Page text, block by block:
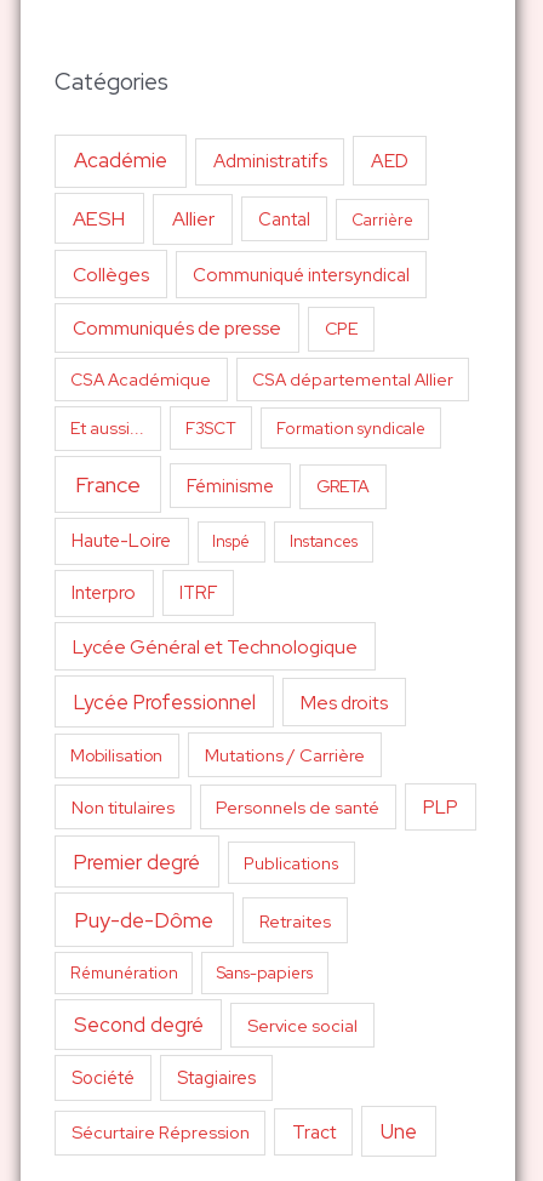
Catégories
Académie Administratifs AED
AESH Allier Cantal Carrière
Collèges Communiqué intersyndical
Communiqués de presse CPE
CSA Académique CSA départemental Allier
Et aussi... F3SCT Formation syndicale
France Féminisme GRETA
Haute-Loire Inspé Instances
Interpro ITRF
Lycée Général et Technologique
Lycée Professionnel Mes droits
Mobilisation Mutations / Carrière
Non titulaires Personnels de santé PLP
Premier degré Publications
Puy-de-Dôme Retraites
Rémunération Sans-papiers
Second degré Service social
Société Stagiaires
Sécurtaire Répression Tract Une